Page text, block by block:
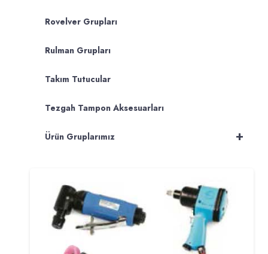
Rovelver Grupları
Rulman Grupları
Takım Tutucular
Tezgah Tampon Aksesuarları
+
Ürün Gruplarımız